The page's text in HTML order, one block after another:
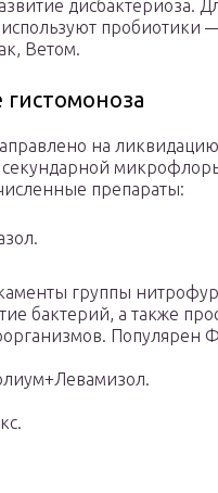
дисбактериоза.
используют пробиотики
Ветом.
на
секундарной
препараты:
группы
бактерий, а также
Популярен